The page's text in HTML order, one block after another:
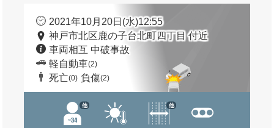
2021年10月20日(水)12:55
神戸市北区鹿の子台北町四丁目 付近
車両相互 中破事故
軽自動車(2)
死亡(0) 負傷(2)
他 他